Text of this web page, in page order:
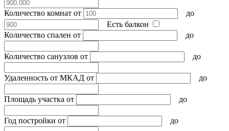
Количество комнат от
до
Есть балкон
Количество спален от до
Количество санузлов от до
Удаленность от МКАД от до
Площадь участка от до
Год постройки от до